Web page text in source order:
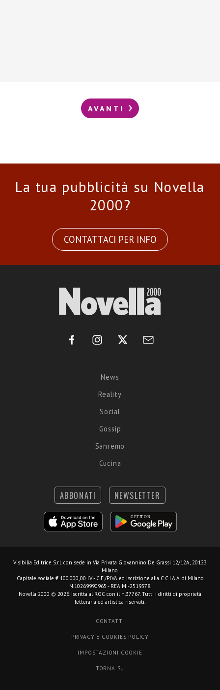
AVANTI
La tua pubblicità su Novella
2000?
CONTATTACI PER INFO
News
Reality
Social
Gossip
Sanremo
Cucina
ABBONATI NEWSLETTER
Visibilia Editrice S.r.l. con sede in Via Privata Giovannino De Grassi 12/12A, 20123
Milano.
Capitale sociale € 100.000,00 I.V. - C.F./P.IVA ed iscrizione alla C.C.I.A.A. di Milano
N.10269990965 - REA MI-2519578.
Novella 2000 © 2026. Iscritta al ROC con il n.37767. Tutti i diritti di proprietà
letteraria ed artistica riservati.
CONTATTI
PRIVACY E COOKIES POLICY
IMPOSTAZIONI COOKIE
TORNA SU